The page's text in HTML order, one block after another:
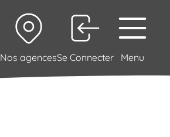
Nos agencesSe Connecter Menu